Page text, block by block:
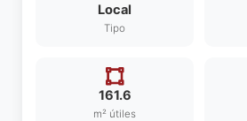
Local
Tipo
161.6
m² útiles